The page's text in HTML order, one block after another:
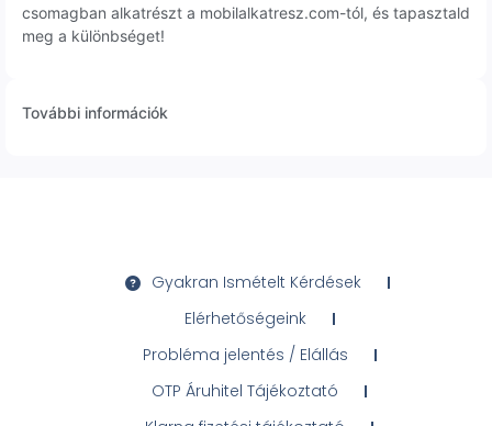
csomagban alkatrészt a mobilalkatresz.com-tól, és tapasztald
meg a különbséget!
További információk
Gyakran Ismételt Kérdések
Elérhetőségeink
Probléma jelentés / Elállás
OTP Áruhitel Tájékoztató